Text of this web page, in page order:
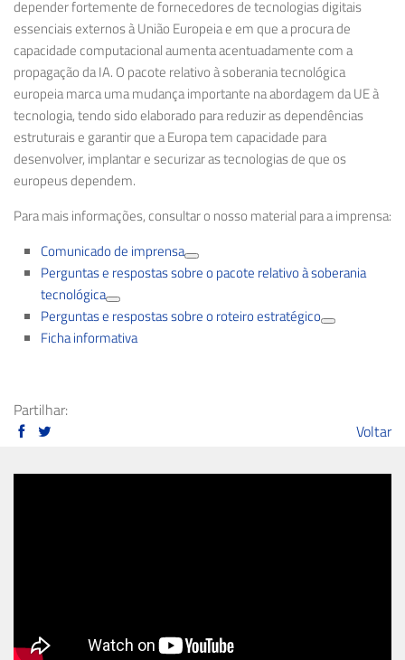
depender fortemente de fornecedores de tecnologias digitais
essenciais externos à União Europeia e em que a procura de
capacidade computacional aumenta acentuadamente com a
propagação da IA. O pacote relativo à soberania tecnológica
europeia marca uma mudança importante na abordagem da UE à
tecnologia, tendo sido elaborado para reduzir as dependências
estruturais e garantir que a Europa tem capacidade para
desenvolver, implantar e securizar as tecnologias de que os
europeus dependem.
Para mais informações, consultar o nosso material para a imprensa:
Comunicado de imprensa
Perguntas e respostas sobre o pacote relativo à soberania
tecnológica
Perguntas e respostas sobre o roteiro estratégico
Ficha informativa
Partilhar:
Voltar